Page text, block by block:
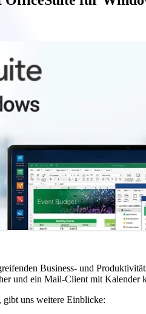
Business- und
und ein Mail-Client mit
uns weitere Einblicke: